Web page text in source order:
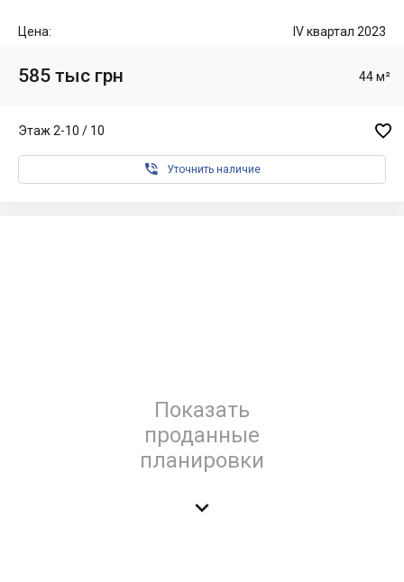
Цена: IV квартал 2023
585 тыс грн 44 м²
Этаж 2-10 / 10 
 Уточнить наличие
Показать
проданные
планировки
